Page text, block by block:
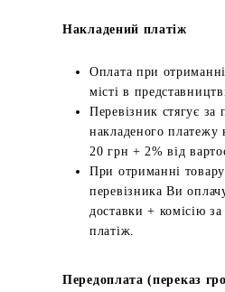
Накладений платіж
Оплата при
місті в
Перевізник стягує за
накладеного платежу
20 грн + 2% від
При отриманні товару
перевізника Ви
доставки + комісію
платіж.
Передоплата (переказ